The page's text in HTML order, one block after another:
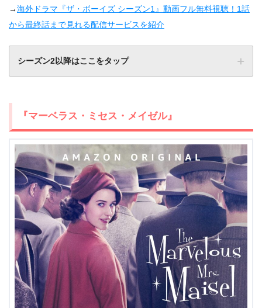
→海外ドラマ『ザ・ボーイズ シーズン1』動画フル無料視聴！1話
から最終話まで見れる配信サービスを紹介
シーズン2以降はここをタップ
フル無料視聴！1話から最終話まで見れる配信
サービスを紹介
『マーベラス・ミセス・メイゼル』